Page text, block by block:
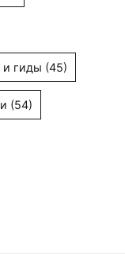
и гиды (45)
(54)